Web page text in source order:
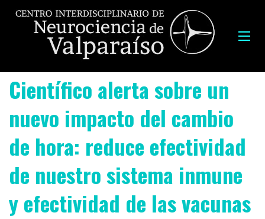
Científico alerta sobre un
nuevo impacto del cambio
de hora: reduce efectividad
de nuestro sistema inmune
y efectividad de las vacunas